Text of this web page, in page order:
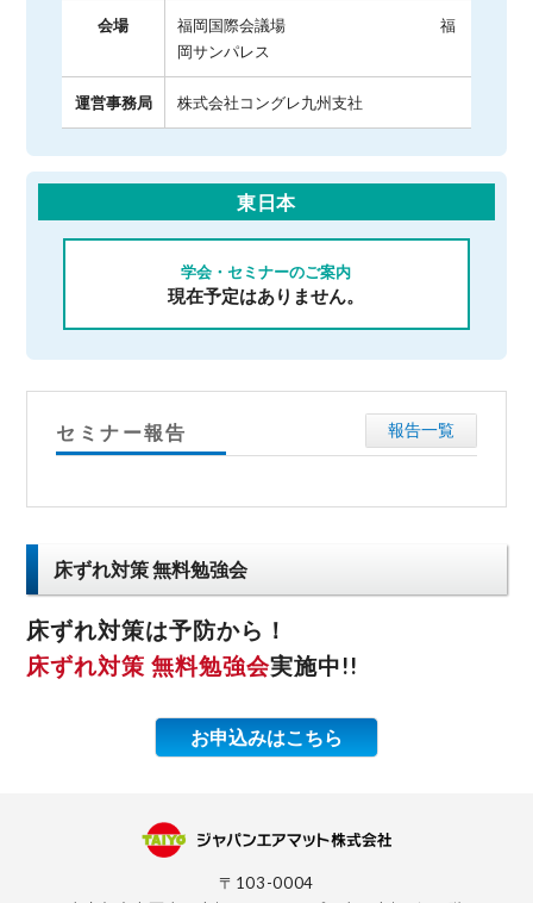
会場
福岡国際会議場 福
岡サンパレス
運営事務局 株式会社コングレ九州支社
東日本
学会・セミナーのご案内
現在予定はありません。
セミナー報告 報告一覧
床ずれ対策 無料勉強会
床ずれ対策は予防から！
床ずれ対策 無料勉強会実施中!!
お申込みはこちら
〒103-0004